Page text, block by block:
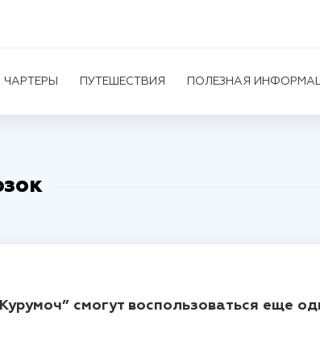
ЧАРТЕРЫ ПУТЕШЕСТВИЯ ПОЛЕЗНАЯ
смогут воспользоваться еще